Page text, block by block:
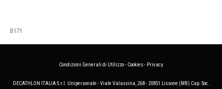
B171
Condizioni Generali di Utilizzo- Cookies- Privacy
DECATHLON ITALIA S.r.l. Unipersonale - Viale Valassina, 268 - 20851 Lissone (MB) Cap. Soc.